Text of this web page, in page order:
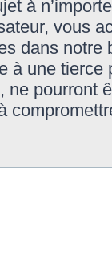
à
vous
dans notre
à une tierce
ne pourront